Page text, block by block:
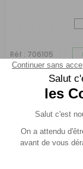
Réf : 706105